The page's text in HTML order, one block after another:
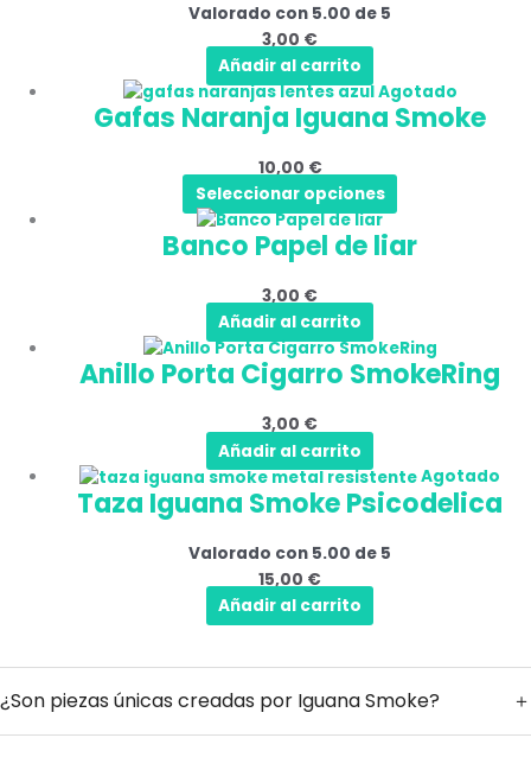
producto
pueden
elegir
en
la
página
producto
Valorado con 5.00 de 5
3,00 €
Añadir al carrito
Agotado
Gafas Naranja Iguana Smoke
10,00 €
Seleccionar opciones
Este
producto
múltiples
variantes.
Las
opciones
pueden
elegir
en
la
de
producto
Banco Papel de liar
3,00 €
Añadir al carrito
Anillo Porta Cigarro SmokeRing
3,00 €
Añadir al carrito
Agotado
Taza Iguana Smoke Psicodelica
Valorado con 5.00 de 5
15,00 €
Añadir al carrito
¿Son piezas únicas creadas por Iguana Smoke?